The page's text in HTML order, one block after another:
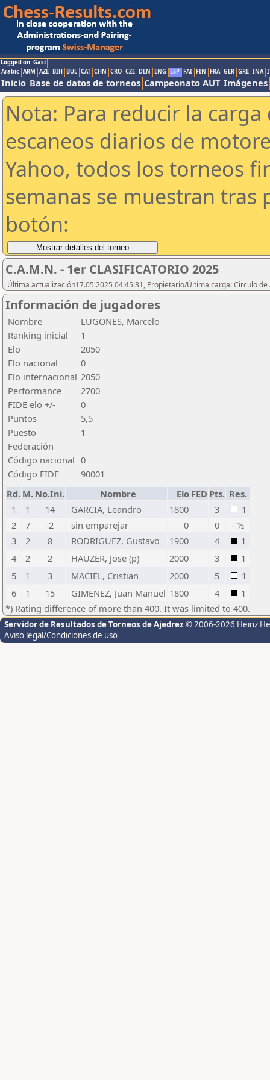
Logged on: Gast
Arabic ARM AZE BIH BUL CAT CHN CRO CZE DEN ENG ESP FAI FIN FRA GER GRE INA
Inicio Base de datos de torneos Campeonato AUT Imágenes
Nota: Para reducir la
escaneos diarios de
Yahoo, todos los torneos
semanas se muestran tras
botón:
C.A.M.N. - 1er CLASIFICATORIO 2025
Última actualización17.05.2025 04:45:31, Propietario/Última carga: Circulo
Información de jugadores
Nombre
LUGONES, Marcelo
Ranking inicial
1
Elo
2050
Elo nacional
0
Elo internacional 2050
Performance
2700
FIDE elo +/-
0
Puntos
5,5
Puesto
1
Federación
Código nacional 0
Código FIDE
90001
Rd. M. No.Ini. Nombre Elo FED Pts. Res.
1
1 14 GARCIA, Leandro 1800 3
1
2
7 -2 sin emparejar 0 0
- ½
3
2 8 RODRIGUEZ, Gustavo 1900 4
1
4
2 2 HAUZER, Jose (p) 2000 3
1
5
1 3 MACIEL, Cristian 2000 5
1
6
1 15 GIMENEZ, Juan Manuel 1800 4
1
*) Rating difference of more than 400. It was limited to 400.
Servidor de Resultados de Torneos de Ajedrez © 2006-2026 Heinz
Aviso legal/Condiciones de uso